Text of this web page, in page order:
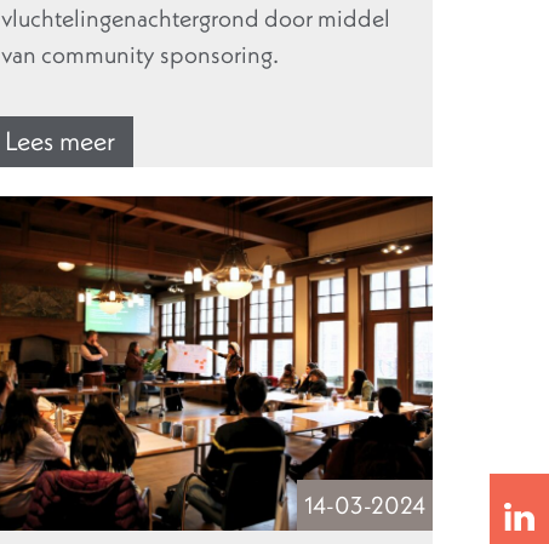
vluchtelingenachtergrond door middel
van community sponsoring.
Lees meer
14-03-2024